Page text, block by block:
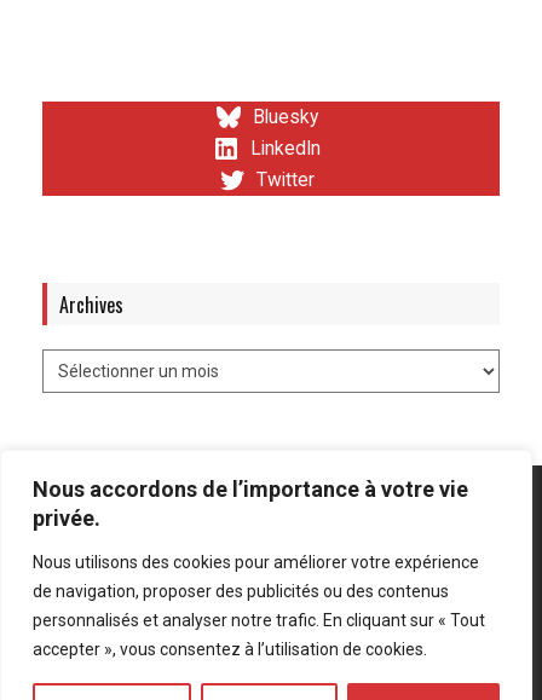
Nous accordons de l’importance à votre vie
privée.
Nous utilisons des cookies pour améliorer votre expérience
de navigation, proposer des publicités ou des contenus
personnalisés et analyser notre trafic. En cliquant sur « Tout
accepter », vous consentez à l’utilisation de cookies.
Bluesky
LinkedIn
Twitter
Archives
Mentions légales Politique de confidentialité
Bluesky
LinkedIn
Twitter